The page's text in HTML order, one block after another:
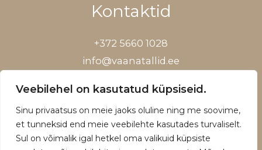
Veebilehel on kasutatud küpsiseid.
Sinu privaatsus on meie jaoks oluline ning me soovime,
et tunneksid end meie veebilehte kasutades turvaliselt.
Sul on võimalik igal hetkel oma valikuid küpsiste
Kontaktid
+372 5660 1028
info@vaanatallid.ee
Copyright © 2026 | Powered by Vääna Tallid